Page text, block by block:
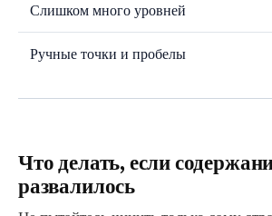
Слишком много уровней
Ручные точки и пробелы
Что делать, если
развалилось